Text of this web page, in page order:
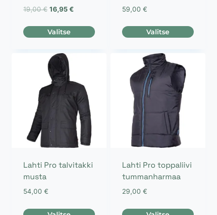
19,00€ Alkuperäinen
oli:
19,00 €.
16,95 €Nykyinen
on:
16,95 €.
Valitse
tuotteella
useampi
muunnelma.
tehdä
valinnat
tuotteen
59,00 €
Valitse
tuotteella
useampi
muunnelma.
Voit
tehdä
valinnat
tuotteen
Lahti Pro talvitakki
musta
54,00 €
Lahti Pro toppaliivi
tummanharmaa
29,00 €